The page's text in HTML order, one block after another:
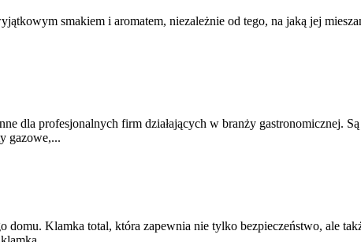
smakiem i aromatem, niezależnie od tego, na jaką jej
dla profesjonalnych firm działających w branży gastronomicznej.
gazowe,...
domu. Klamka total, która zapewnia nie tylko bezpieczeństwo, ale